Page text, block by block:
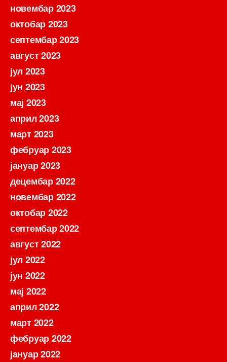
новембар 2023
октобар 2023
септембар 2023
август 2023
јул 2023
јун 2023
мај 2023
април 2023
март 2023
фебруар 2023
јануар 2023
децембар 2022
новембар 2022
октобар 2022
септембар 2022
август 2022
јул 2022
јун 2022
мај 2022
април 2022
март 2022
фебруар 2022
јануар 2022